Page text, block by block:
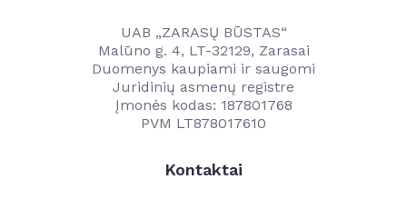
Kainos
Kontaktai
Kontaktai
Darbuotojams
UAB „ZARASŲ BŪSTAS“
Malūno g. 4, LT-32129, Zarasai
Duomenys kaupiami ir saugomi
Juridinių asmenų registre
Įmonės kodas: 187801768
PVM LT878017610
Kontaktai